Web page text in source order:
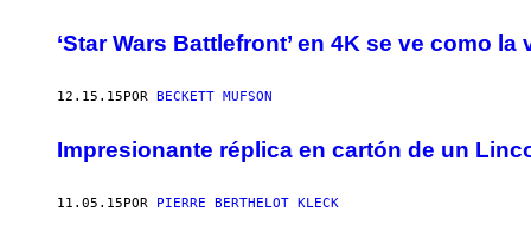
‘Star Wars Battlefront’ en 4K se ve como la
12.15.15 POR BECKETT MUFSON
Impresionante réplica en cartón de un
11.05.15POR PIERRE BERTHELOT KLECK